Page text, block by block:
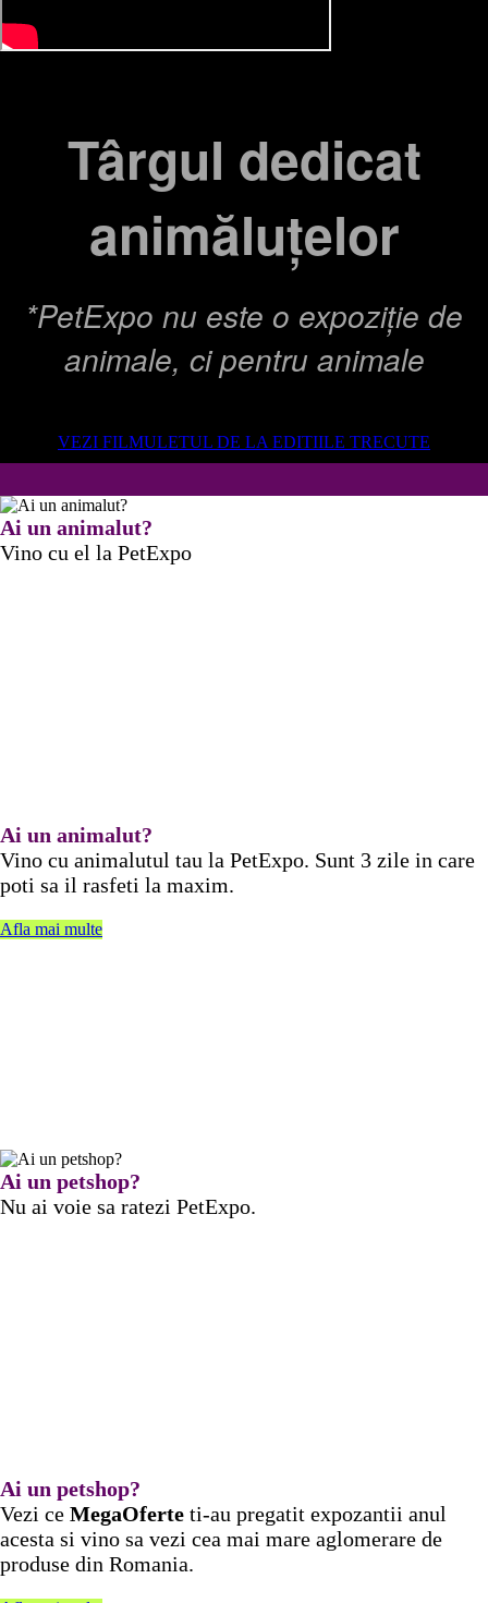
Târgul dedicat
animăluțelor
*PetExpo nu este o expoziție de
animale, ci pentru animale
VEZI FILMULETUL DE LA EDITIILE TRECUTE
Ai un animalut?
Vino cu el la PetExpo
Ai un animalut?
Vino cu animalutul tau la PetExpo. Sunt 3 zile in care
poti sa il rasfeti la maxim.
Afla mai multe
Ai un petshop?
Nu ai voie sa ratezi PetExpo.
Ai un petshop?
Vezi ce MegaOferte ti-au pregatit expozantii anul
acesta si vino sa vezi cea mai mare aglomerare de
produse din Romania.